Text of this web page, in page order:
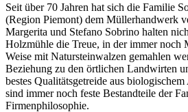
Seit über 70 Jahren hat sich die Familie
(Region Piemont) dem Müllerhandwerk
Margerita und Stefano Sobrino halten
Holzmühle die Treue, in der immer noch
Weise mit Natursteinwalzen gemahlen
Beziehung zu den örtlichen Landwirten
bestes Qualitätsgetreide aus
sind immer noch feste Bestandteile der
Firmenphilosophie.